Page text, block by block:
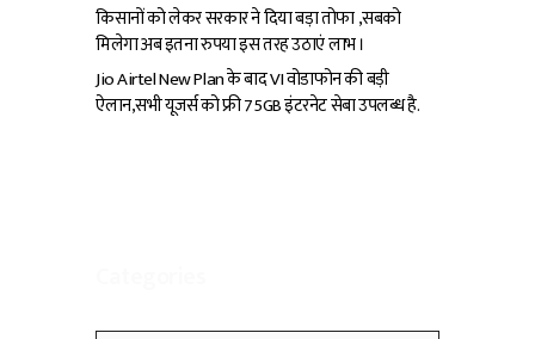
किसानों को लेकर सरकार ने दिया बड़ा तोफा ,सबको
मिलेगा अब इतना रुपया इस तरह उठाएं लाभ ।
Jio Airtel New Plan के बाद VI वोडाफोन की बड़ी
ऐलान,सभी यूजर्स को फ्री 75GB इंटरनेट सेबा उपलब्ध है.